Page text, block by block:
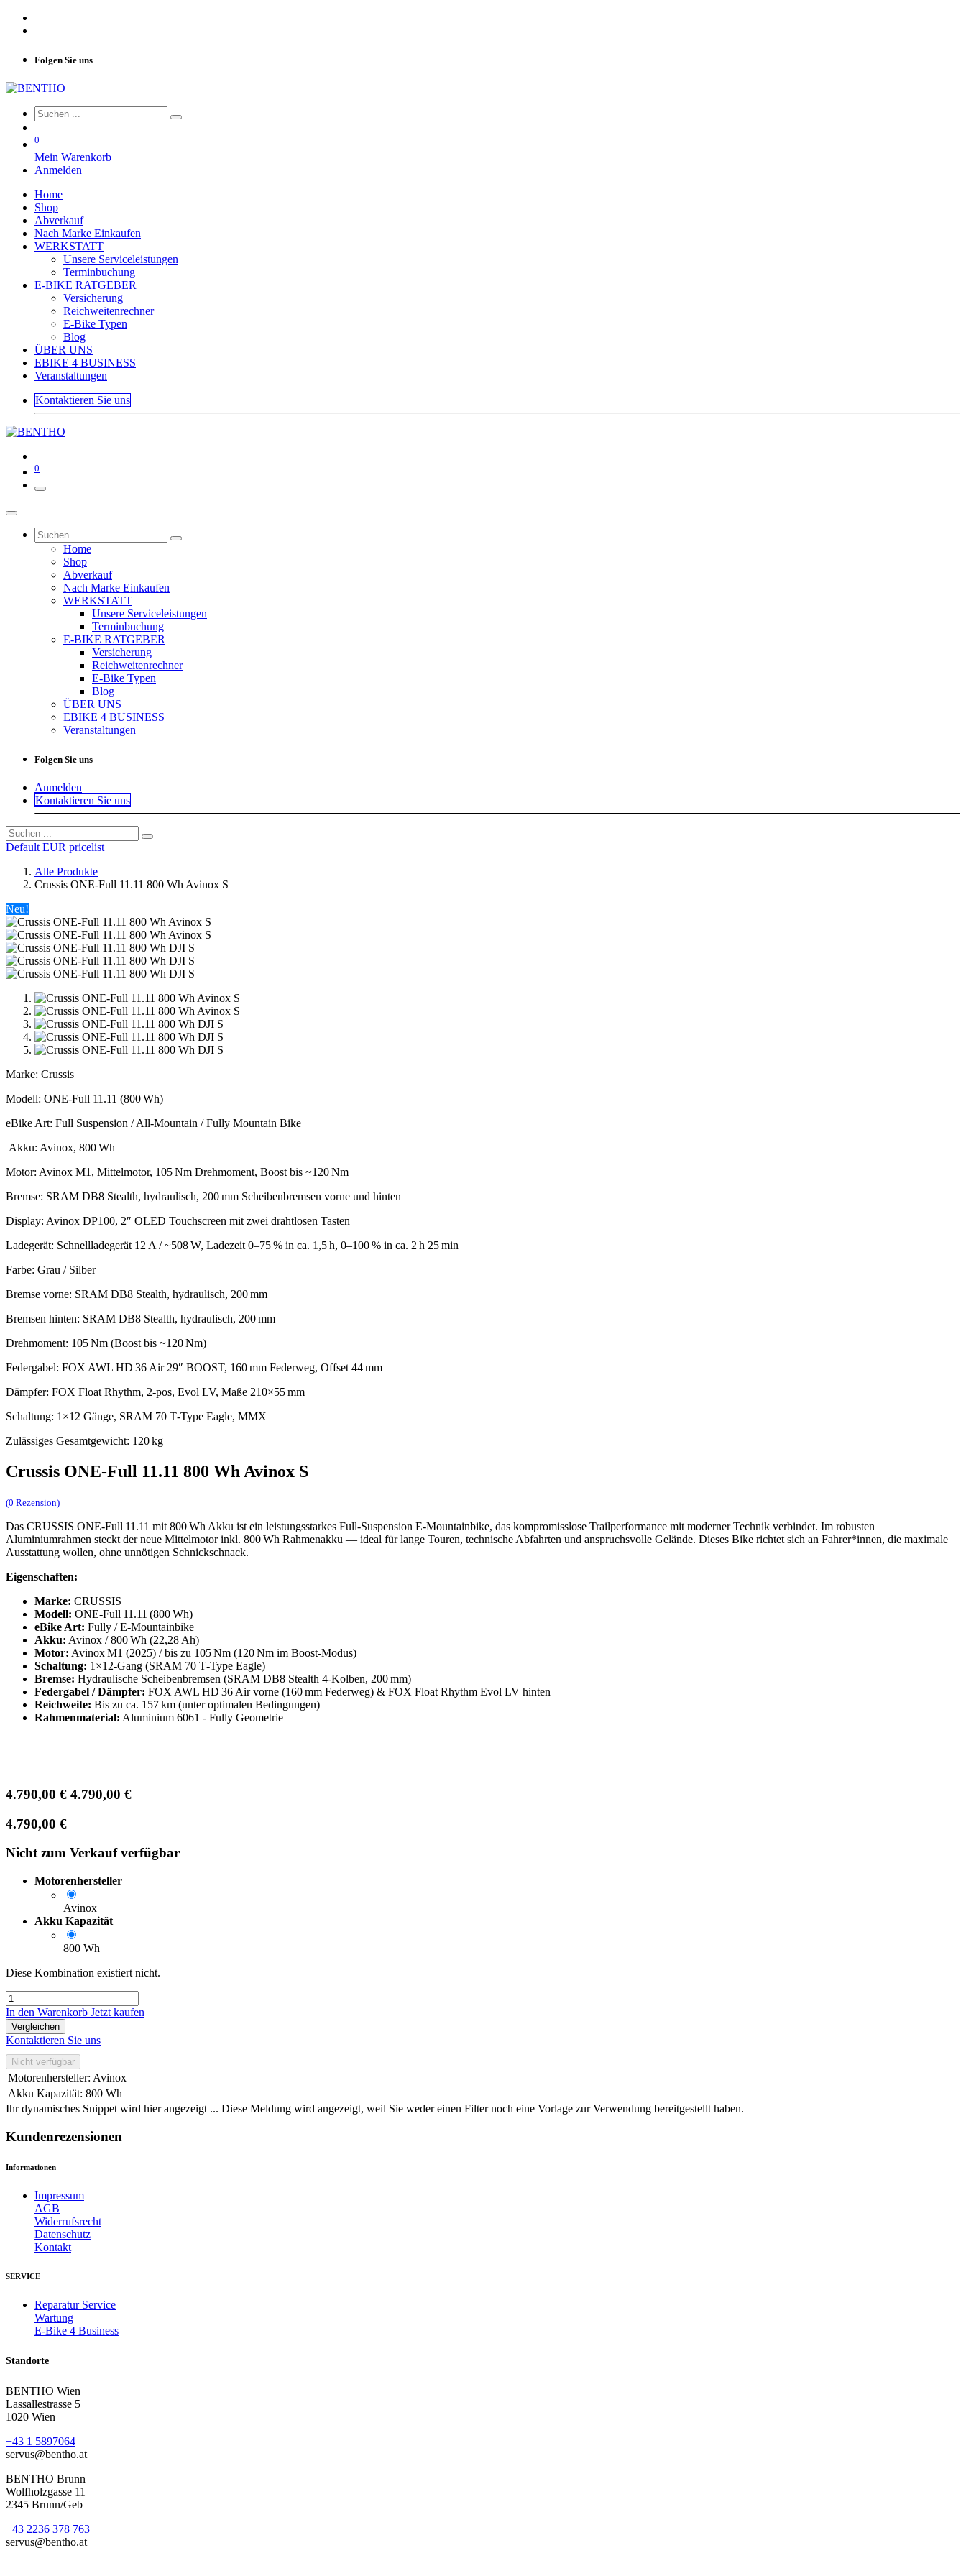
Folgen Sie uns
0
Mein Warenkorb
Anmelden
Home
Shop
Abverkauf
Nach Marke Einkaufen
WERKSTATT
Unsere Serviceleistungen
Terminbuchung
E-BIKE RATGEBER
Versicherung
Reichweitenrechner
E-Bike Typen
Blog
ÜBER UNS
EBIKE 4 BUSINESS
Veranstaltungen
Kontaktieren Sie uns
0
Home
Shop
Abverkauf
Nach Marke Einkaufen
WERKSTATT
Unsere Serviceleistungen
Terminbuchung
E-BIKE RATGEBER
Versicherung
Reichweitenrechner
E-Bike Typen
Blog
ÜBER UNS
EBIKE 4 BUSINESS
Veranstaltungen
Folgen Sie uns
Anmelden
Kontaktieren Sie uns
Default EUR pricelist
Alle Produkte
Crussis ONE-Full 11.11 800 Wh Avinox S
Neu!
Marke: Crussis
Modell: ONE‑Full 11.11 (800 Wh)
eBike Art: Full Suspension / All‑Mountain / Fully Mountain Bike
Akku: Avinox, 800 Wh
Motor: Avinox M1, Mittelmotor, 105 Nm Drehmoment, Boost bis ~120 Nm
Bremse: SRAM DB8 Stealth, hydraulisch, 200 mm Scheibenbremsen vorne und hinten
Display: Avinox DP100, 2″ OLED Touchscreen mit zwei drahtlosen Tasten
Ladegerät: Schnellladegerät 12 A / ~508 W, Ladezeit 0–75 % in ca. 1,5 h, 0–100 % in ca. 2 h 25 min
Farbe: Grau / Silber
Bremse vorne: SRAM DB8 Stealth, hydraulisch, 200 mm
Bremsen hinten: SRAM DB8 Stealth, hydraulisch, 200 mm
Drehmoment: 105 Nm (Boost bis ~120 Nm)
Federgabel: FOX AWL HD 36 Air 29″ BOOST, 160 mm Federweg, Offset 44 mm
Dämpfer: FOX Float Rhythm, 2‑pos, Evol LV, Maße 210×55 mm
Schaltung: 1×12 Gänge, SRAM 70 T‑Type Eagle, MMX
Zulässiges Gesamtgewicht: 120 kg
Crussis ONE-Full 11.11 800 Wh Avinox S
(0 Rezension)
Das CRUSSIS ONE‑Full 11.11 mit 800 Wh Akku ist ein leistungsstarkes Full‑Suspension E‑Mountainbike, das kompromisslose Trailperformance mit moderner Technik verbindet. Im robusten
Aluminiumrahmen steckt der neue Mittelmotor inkl. 800 Wh Rahmenakku — ideal für lange Touren, technische Abfahrten und anspruchsvolle Gelände. Dieses Bike richtet sich an Fahrer*innen, die maximale
Ausstattung wollen, ohne unnötigen Schnickschnack.
Eigenschaften:
Marke: CRUSSIS
Modell: ONE‑Full 11.11 (800 Wh)
eBike Art: Fully / E‑Mountainbike
Akku: Avinox / 800 Wh (22,28 Ah)
Motor: Avinox M1 (2025) / bis zu 105 Nm (120 Nm im Boost‑Modus)
Schaltung: 1×12‑Gang (SRAM 70 T‑Type Eagle)
Bremse: Hydraulische Scheibenbremsen (SRAM DB8 Stealth 4‑Kolben, 200 mm)
Federgabel / Dämpfer: FOX AWL HD 36 Air vorne (160 mm Federweg) & FOX Float Rhythm Evol LV hinten
Reichweite: Bis zu ca. 157 km (unter optimalen Bedingungen)
Rahmenmaterial: Aluminium 6061 ‑ Fully Geometrie
4.790,00 € 4.790,00€
4.790,00 €
Nicht zum Verkauf verfügbar
Motorenhersteller
Avinox
Akku Kapazität
800 Wh
Diese Kombination existiert nicht.
In den Warenkorb Jetzt kaufen
Vergleichen
Kontaktieren Sie uns
Nicht verfügbar
Motorenhersteller: Avinox
Akku Kapazität: 800 Wh
Ihr dynamisches Snippet wird hier angezeigt ... Diese Meldung wird angezeigt, weil Sie weder einen Filter noch eine Vorlage zur Verwendung bereitgestellt haben.
Kundenrezensionen
Informationen
Impressum
AGB
Widerrufsrecht
Datenschutz
Kontakt
SERVICE
Reparatur Service
Wartung
E-Bike 4 Business
Standorte
BENTHO Wien
Lassallestrasse 5
1020 Wien
+43 1 5897064
servus@bentho.at
BENTHO Brunn
Wolfholzgasse 11
2345 Brunn/Geb
+43 2236 378 763
servus@bentho.at